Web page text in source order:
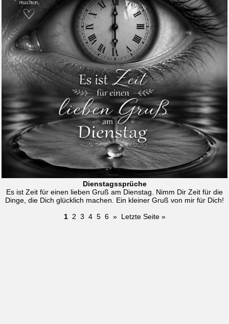
Dienstagssprüche
Es ist Zeit für einen lieben Gruß am Dienstag. Nimm Dir Zeit für die
Dinge, die Dich glücklich machen. Ein kleiner Gruß von mir für Dich!
1 2 3 4 5 6 » Letzte Seite »